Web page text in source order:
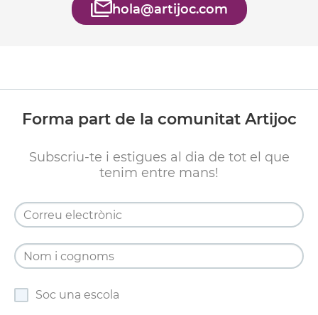
hola@artijoc.com
Forma part de la comunitat Artijoc
Subscriu-te i estigues al dia de tot el que
tenim entre mans!
Soc una escola